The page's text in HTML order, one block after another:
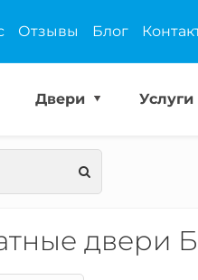
Отзывы Блог
Двери Услуги
двери